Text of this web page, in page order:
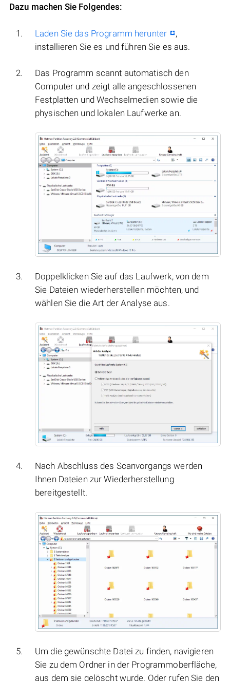
Dazu machen Sie Folgendes:
Laden Sie das Programm herunter
,
installieren Sie es und führen Sie es aus.
Das Programm scannt automatisch den
Computer und zeigt alle angeschlossenen
Festplatten und Wechselmedien sowie die
physischen und lokalen Laufwerke an.
Doppelklicken Sie auf das Laufwerk, von dem
Sie Dateien wiederherstellen möchten, und
wählen Sie die Art der Analyse aus.
Nach Abschluss des Scanvorgangs werden
Ihnen Dateien zur Wiederherstellung
bereitgestellt.
Um die gewünschte Datei zu finden, navigieren
Sie zu dem Ordner in der Programmoberfläche,
aus dem sie gelöscht wurde. Oder rufen Sie den